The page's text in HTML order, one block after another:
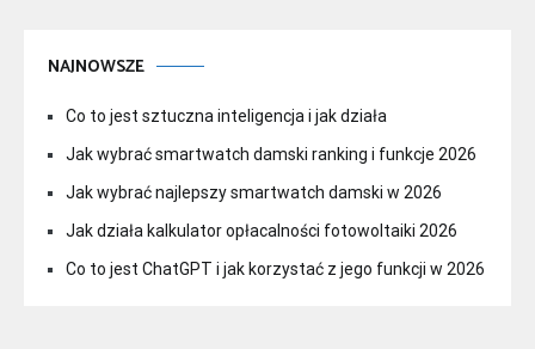
NAJNOWSZE
Co to jest sztuczna inteligencja i jak działa
Jak wybrać smartwatch damski ranking i funkcje 2026
Jak wybrać najlepszy smartwatch damski w 2026
Jak działa kalkulator opłacalności fotowoltaiki 2026
Co to jest ChatGPT i jak korzystać z jego funkcji w 2026